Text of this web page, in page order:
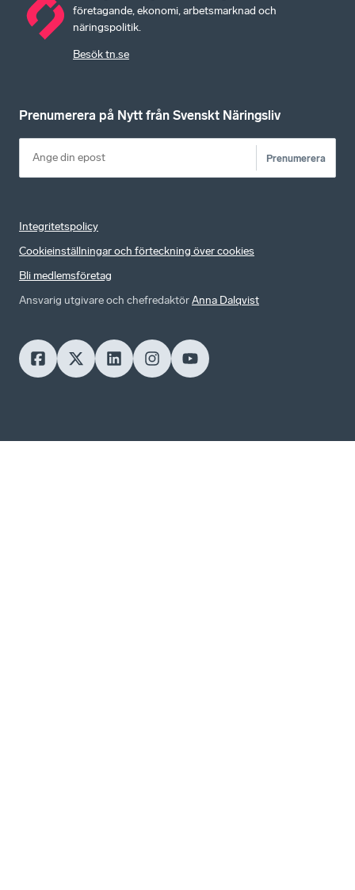
företagande, ekonomi, arbetsmarknad och
näringspolitik.
Besök tn.se
Prenumerera på Nytt från Svenskt Näringsliv
Prenumerera
Integritetspolicy
Cookieinställningar och förteckning över cookies
Bli medlemsföretag
Ansvarig utgivare och chefredaktörAnna Dalqvist